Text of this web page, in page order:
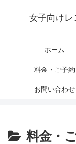
女子向けレ
ホーム
料金・ご予約
お問い合わせ
料金・